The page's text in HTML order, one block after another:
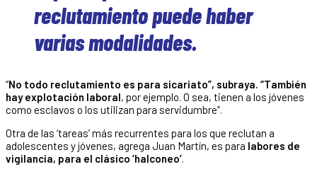
reclutamiento puede haber
varias modalidades.
“No todo reclutamiento es para sicariato”, subraya. “También
hay explotación laboral, por ejemplo. O sea, tienen a los jóvenes
como esclavos o los utilizan para servidumbre”.
Otra de las ‘tareas’ más recurrentes para los que reclutan a
adolescentes y jóvenes, agrega Juan Martín, es para labores de
vigilancia, para el clásico ‘halconeo’.